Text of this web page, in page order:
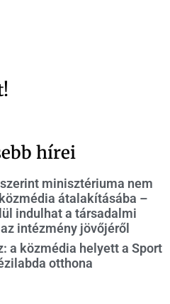
hírei
minisztériuma nem
átalakításába –
indulhat a társadalmi
intézmény jövőjéről
a közmédia helyett a Sport
otthona